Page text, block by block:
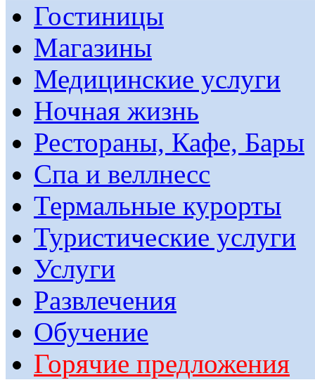
Гостиницы
Магазины
Медицинские услуги
Ночная жизнь
Рестораны, Кафе, Бары
Спа и веллнесс
Термальные курорты
Туристические услуги
Услуги
Развлечения
Обучение
Горячие предложения